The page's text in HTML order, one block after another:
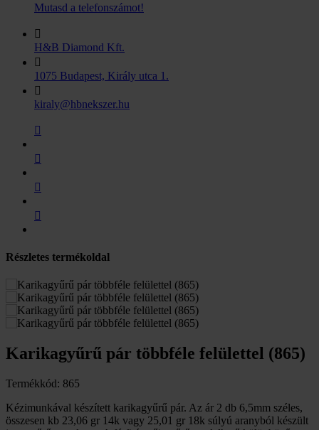
Mutasd a telefonszámot!
H&B Diamond Kft.
1075 Budapest, Király utca 1.
kiraly@hbnekszer.hu
Részletes termékoldal
Karikagyűrű pár többféle felülettel (865)
Termékkód: 865
Kézimunkával készített karikagyűrű pár. Az ár 2 db 6,5mm széles,
összesen kb 23,06 gr 14k vagy 25,01 gr 18k súlyú aranyból készült